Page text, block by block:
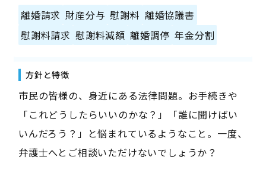
離婚請求 財産分与 慰謝料 離婚協議書
慰謝料請求 慰謝料減額 離婚調停 年金分割
方針と特徴
市民の皆様の、身近にある法律問題。お手続きや
「これどうしたらいいのかな？」「誰に聞けばい
いんだろう？」と悩まれているようなこと。一度、
弁護士へとご相談いただけないでしょうか？